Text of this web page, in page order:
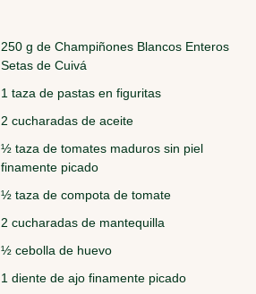
250 g de Champiñones Blancos Enteros
Setas de Cuivá
1 taza de pastas en figuritas
2 cucharadas de aceite
½ taza de tomates maduros sin piel
finamente picado
½ taza de compota de tomate
2 cucharadas de mantequilla
½ cebolla de huevo
1 diente de ajo finamente picado